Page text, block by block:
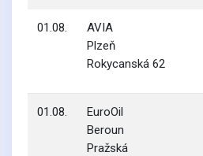
01.08.
AVIA
Plzeň
Rokycanská 62
01.08.
EuroOil
Beroun
Pražská